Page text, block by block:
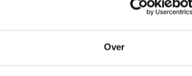
Over